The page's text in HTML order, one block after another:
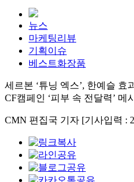
뉴스
마케팅리뷰
기획이슈
베스트화장품
세르본 ‘튜닝 엑스’, 한예슬 효
CF캠페인 ‘피부 속 전달력’
CMN 편집국 기자 [기사입력 :